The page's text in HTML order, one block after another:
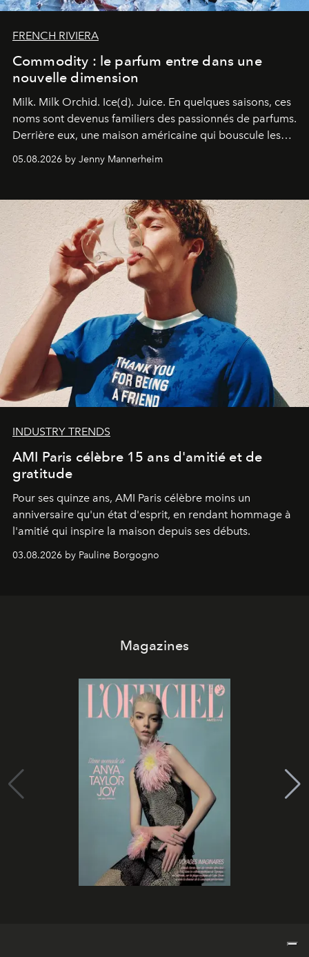
FRENCH RIVIERA
Commodity : le parfum entre dans une
nouvelle dimension
Milk. Milk Orchid. Ice(d). Juice. En quelques saisons, ces
noms sont devenus familiers des passionnés de parfums.
Derrière eux, une maison américaine qui bouscule les
codes de la parfumerie contemporaine en proposant
une approche aussi intuitive que personnelle :
05.08.2026 by Jenny Mannerheim
INDUSTRY TRENDS
AMI Paris célèbre 15 ans d'amitié et de
gratitude
Pour ses quinze ans, AMI Paris célèbre moins un
anniversaire qu'un état d'esprit, en rendant hommage à
l'amitié qui inspire la maison depuis ses débuts.
03.08.2026 by Pauline Borgogno
Magazines